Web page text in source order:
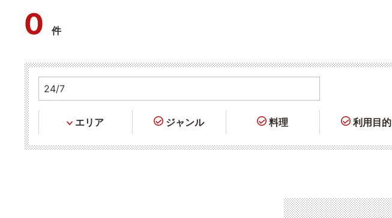
0件
エリア ジャンル 料理 利用目的